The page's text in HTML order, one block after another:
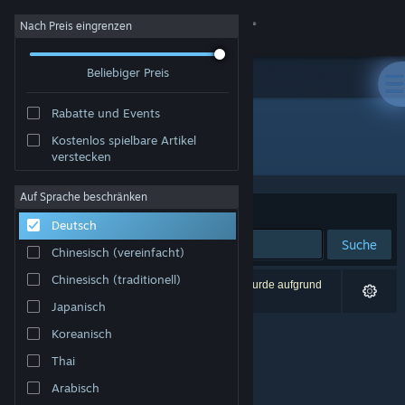
Anmelden
Info
Support
Sprache ändern
Steam-Mobile-App herunterladen
Desktopversion anzeigen
Nach Preis eingrenzen
Beliebiger Preis
Rabatte und Events
Kostenlos spielbare Artikel
verstecken
Auf Sprache beschränken
Deutsch
Chinesisch (vereinfacht)
Chinesisch (traditionell)
Japanisch
Koreanisch
Thai
Arabisch
Entwickler: Sarper Şoher
Sortieren nach Relevanz
Suche
0 Ergebnisse entsprechen Ihrer Suche. 1 Titel wurde aufgrund
Ihrer Einstellungen ausgeschlossen.